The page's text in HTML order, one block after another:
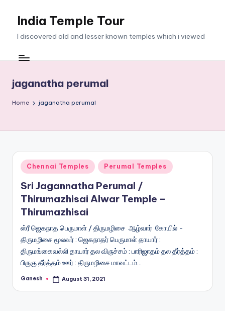
India Temple Tour
I discovered old and lesser known temples which i viewed
jaganatha perumal
Home jaganatha perumal
Posted
in
Chennai Temples Perumal Temples
Sri Jagannatha Perumal /
Thirumazhisai Alwar Temple –
Thirumazhisai
ஸ்ரீ ஜெகநாத பெருமாள் / திருமழிசை ஆழ்வார் கோயில் -
திருமழிசை மூலவர் : ஜெகநாதர் பெருமாள் தாயார் :
திருமங்கைவல்லி தாயார் தல விருச்சம் : பாரிஜாதம் தல தீர்த்தம் :
பிருகு தீர்த்தம் ஊர் : திருமழிசை மாவட்டம்…
Posted
Ganesh August 31, 2021